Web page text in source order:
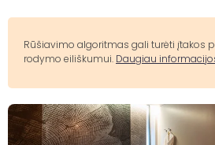
Rūšiavimo algoritmas gali turėti įtakos
rodymo eiliškumui. Daugiau